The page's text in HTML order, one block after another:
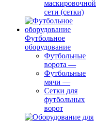
маскировочной
сети (сетки)
Футбольное
оборудование
Футбольные
ворота —
Футбольные
мячи —
Сетки для
футбольных
ворот